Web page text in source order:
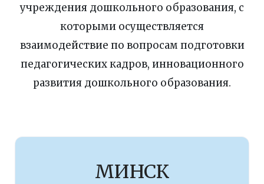
учреждения дошкольного образования, с
которыми осуществляется
взаимодействие по вопросам подготовки
педагогических кадров, инновационного
развития дошкольного образования.
МИНСК